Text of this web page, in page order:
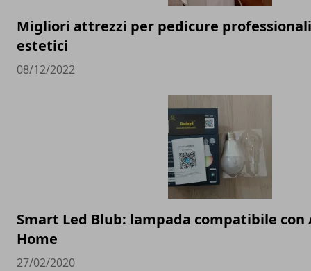
Migliori attrezzi per pedicure
estetici
08/12/2022
Smart Led Blub: lampada compatibile con
Home
27/02/2020